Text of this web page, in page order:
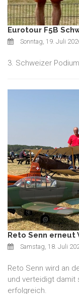
Eurotour F5B
Sonntag, 19. Juli
3. Schweizer
Reto Senn
Samstag, 18. Juli
Reto Senn wird an
und verteidigt damit
erfolgreich.